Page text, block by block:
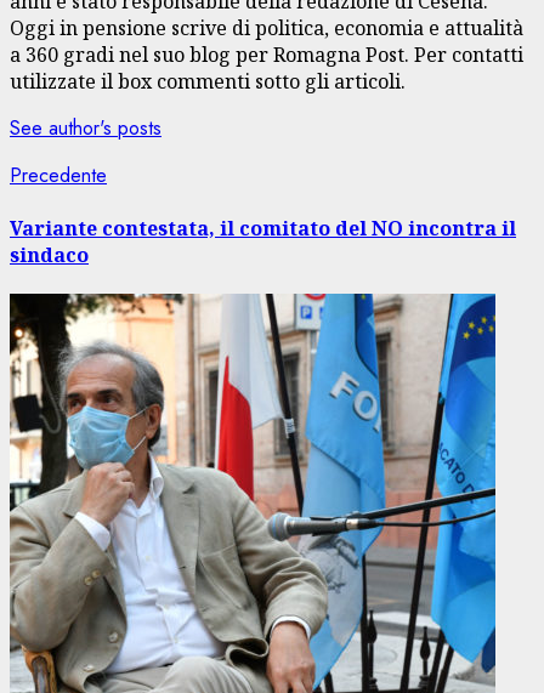
Oggi in pensione scrive di politica, economia e attualità
a 360 gradi nel suo blog per Romagna Post. Per contatti
utilizzate il box commenti sotto gli articoli.
See author's posts
Navigazione
articolo
Precedente
Variante contestata, il comitato del NO incontra il
sindaco